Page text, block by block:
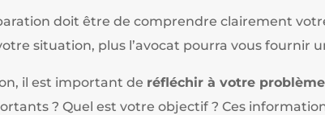
doit être de comprendre clairement
situation, plus l’avocat pourra vous fournir
il est important de réfléchir à votre problème
? Quel est votre objectif ? Ces